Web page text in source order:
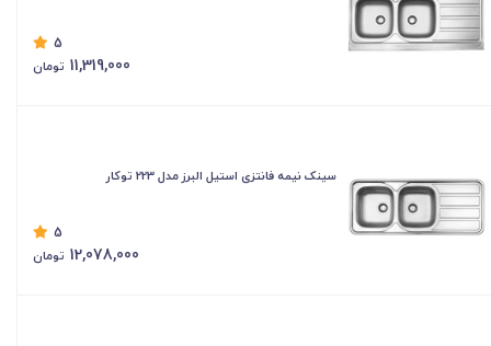
5
11,319,000 تومان
سینک نیمه فانتزی استیل البرز مدل 223 توکار
5
12,078,000 تومان